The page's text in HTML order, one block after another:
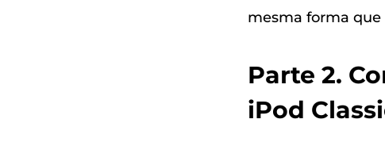
mesma forma
Parte 2.
iPod